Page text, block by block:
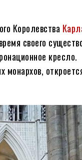
Королевства
своего
кресло.
монархов,